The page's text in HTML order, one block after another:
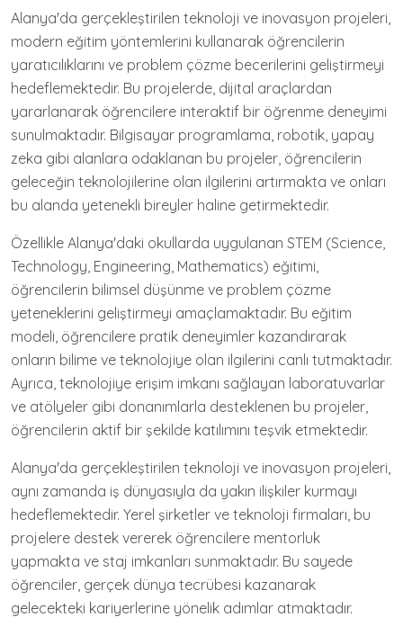
Alanya'da gerçekleştirilen teknoloji ve inovasyon projeleri,
modern eğitim yöntemlerini kullanarak öğrencilerin
yaratıcılıklarını ve problem çözme becerilerini geliştirmeyi
hedeflemektedir. Bu projelerde, dijital araçlardan
yararlanarak öğrencilere interaktif bir öğrenme deneyimi
sunulmaktadır. Bilgisayar programlama, robotik, yapay
zeka gibi alanlara odaklanan bu projeler, öğrencilerin
geleceğin teknolojilerine olan ilgilerini artırmakta ve onları
bu alanda yetenekli bireyler haline getirmektedir.
Özellikle Alanya'daki okullarda uygulanan STEM (Science,
Technology, Engineering, Mathematics) eğitimi,
öğrencilerin bilimsel düşünme ve problem çözme
yeteneklerini geliştirmeyi amaçlamaktadır. Bu eğitim
modeli, öğrencilere pratik deneyimler kazandırarak
onların bilime ve teknolojiye olan ilgilerini canlı tutmaktadır.
Ayrıca, teknolojiye erişim imkanı sağlayan laboratuvarlar
ve atölyeler gibi donanımlarla desteklenen bu projeler,
öğrencilerin aktif bir şekilde katılımını teşvik etmektedir.
Alanya'da gerçekleştirilen teknoloji ve inovasyon projeleri,
aynı zamanda iş dünyasıyla da yakın ilişkiler kurmayı
hedeflemektedir. Yerel şirketler ve teknoloji firmaları, bu
projelere destek vererek öğrencilere mentorluk
yapmakta ve staj imkanları sunmaktadır. Bu sayede
öğrenciler, gerçek dünya tecrübesi kazanarak
gelecekteki kariyerlerine yönelik adımlar atmaktadır.